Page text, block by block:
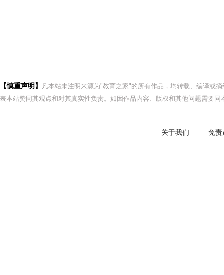
【慎重声明】
凡本站未注明来源为"教育之家"的所有作品，均转载、编译或
表本站赞同其观点和对其真实性负责。如因作品内容、版权和其他问题需要
关于我们 免责